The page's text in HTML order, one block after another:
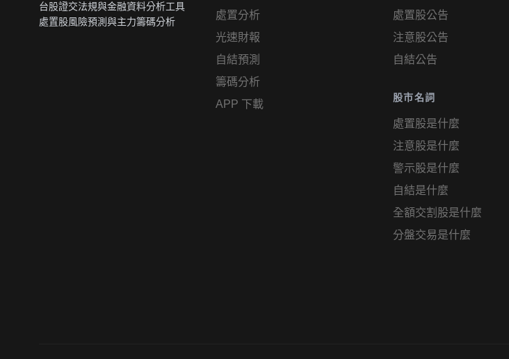
台股證交法規與金融資料分析工具
處置股風險預測與主力籌碼分析
處置分析
光速財報
自結預測
籌碼分析
APP 下載
處置股公告
注意股公告
自結公告
股市名詞
處置股是什麼
注意股是什麼
警示股是什麼
自結是什麼
全額交割股是什麼
分盤交易是什麼